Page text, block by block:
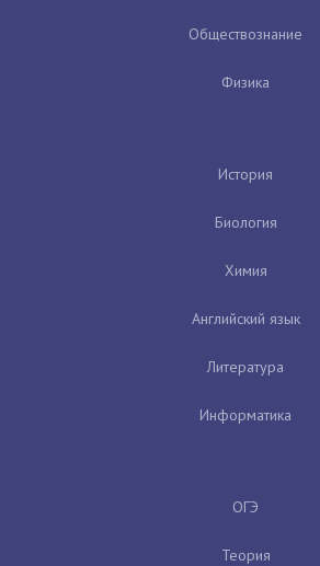
Обществознание
Физика
История
Биология
Химия
Английский язык
Литература
Информатика
ОГЭ
Теория